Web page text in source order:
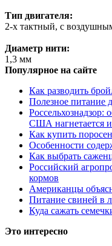
Тип двигателя:
2-х тактный, с
Диаметр нити:
1,3 мм
Популярное на сайте
Как разводить
Полезное питание
Россельхознадзор:
США нагнетается
Как купить
Особенности
Как выбрать
Российский
кормов
Американцы
Питание свиней в
Куда сажать
Это интересно